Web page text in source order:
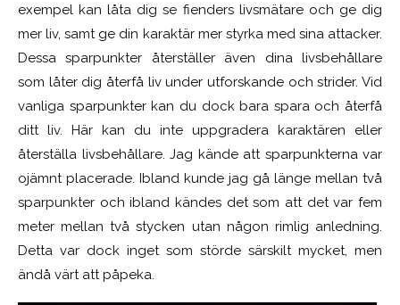
exempel kan låta dig se fienders livsmätare och ge dig
mer liv, samt ge din karaktär mer styrka med sina attacker.
Dessa sparpunkter återställer även dina livsbehållare
som låter dig återfå liv under utforskande och strider. Vid
vanliga sparpunkter kan du dock bara spara och återfå
ditt liv. Här kan du inte uppgradera karaktären eller
återställa livsbehållare. Jag kände att sparpunkterna var
ojämnt placerade. Ibland kunde jag gå länge mellan två
sparpunkter och ibland kändes det som att det var fem
meter mellan två stycken utan någon rimlig anledning.
Detta var dock inget som störde särskilt mycket, men
ändå värt att påpeka.